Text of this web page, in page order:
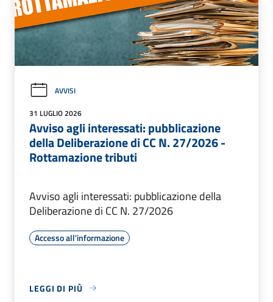
AVVISI
31 LUGLIO 2026
Avviso agli interessati: pubblicazione
della Deliberazione di CC N. 27/2026 -
Rottamazione tributi
Avviso agli interessati: pubblicazione della
Deliberazione di CC N. 27/2026
Accesso all'informazione
LEGGI DI PIÙ